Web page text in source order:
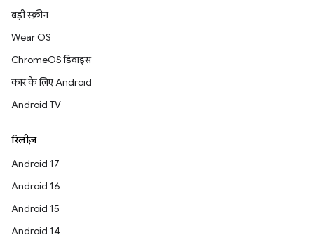
बड़ी स्क्रीन
Wear OS
ChromeOS डिवाइस
कार के लिए Android
Android TV
रिलीज़
Android 17
Android 16
Android 15
Android 14